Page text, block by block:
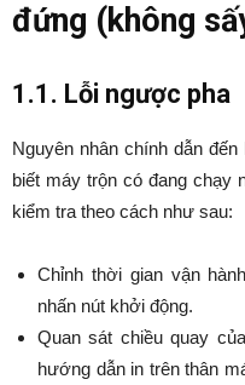
đứng (không
1.1. Lỗi ngược pha
Nguyên nhân chính dẫn
biết máy trộn có đang chạy
kiểm tra theo cách như sau:
Chỉnh thời gian vận
nhấn nút khởi động.
Quan sát chiều quay
hướng dẫn in trên thân